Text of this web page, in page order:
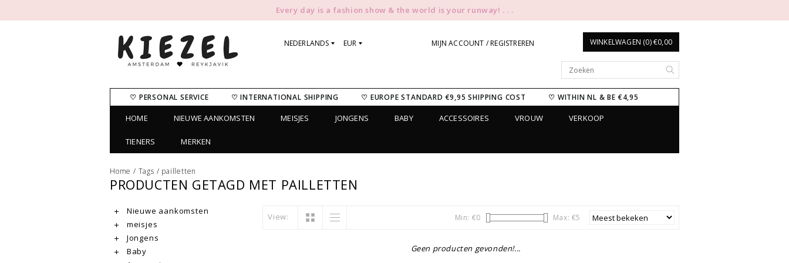
Every day is a fashion show & the world is your runway! . . .
NEDERLANDS EUR MIJN ACCOUNT / REGISTREREN WINKELWAGEN (0) €0,00
♡ PERSONAL SERVICE ♡ INTERNATIONAL SHIPPING ♡ EUROPE STANDARD €9,95 SHIPPING COST ♡ WITHIN NL & BE €4,95
HOME NIEUWE AANKOMSTEN MEISJES JONGENS BABY ACCESSOIRES VROUW VERKOOP
TIENERS MERKEN
Home / Tags / pailletten
PRODUCTEN GETAGD MET PAILLETTEN
Nieuwe aankomsten
meisjes
Jongens
Baby
View: Min: €0 Max: €5
Geen producten gevonden!...